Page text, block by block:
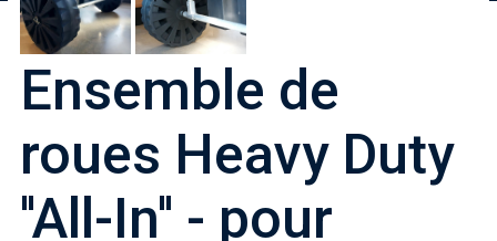
Ensemble de
roues Heavy Duty
''All-In'' - pour